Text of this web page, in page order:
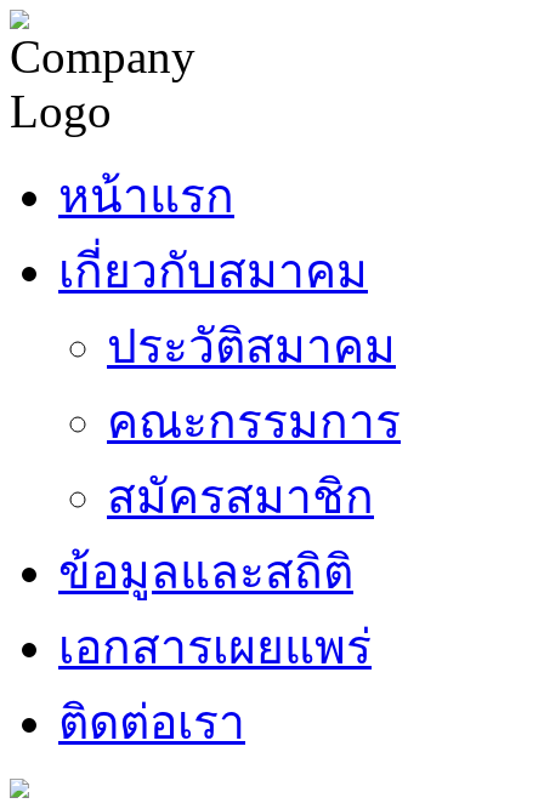
หน้าแรก
เกี่ยวกับสมาคม
ประวัติสมาคม
คณะกรรมการ
สมัครสมาชิก
ข้อมูลและสถิติ
เอกสารเผยแพร่
ติดต่อเรา